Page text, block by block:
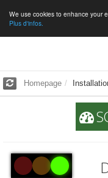
We use cookies to enhance your
Plus d'infos.
Homepage